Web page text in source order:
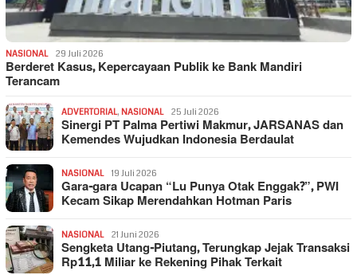
NASIONAL 29 Juli 2026
Berderet Kasus, Kepercayaan Publik ke Bank Mandiri
Terancam
ADVERTORIAL, NASIONAL 25 Juli 2026
Sinergi PT Palma Pertiwi Makmur, JARSANAS dan
Kemendes Wujudkan Indonesia Berdaulat
NASIONAL 19 Juli 2026
Gara-gara Ucapan “Lu Punya Otak Enggak?”, PWI
Kecam Sikap Merendahkan Hotman Paris
NASIONAL 21 Juni 2026
Sengketa Utang-Piutang, Terungkap Jejak Transaksi
Rp11,1 Miliar ke Rekening Pihak Terkait